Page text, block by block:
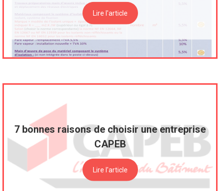
Lire l'article
7 bonnes raisons de choisir une entreprise
CAPEB
Lire l'article